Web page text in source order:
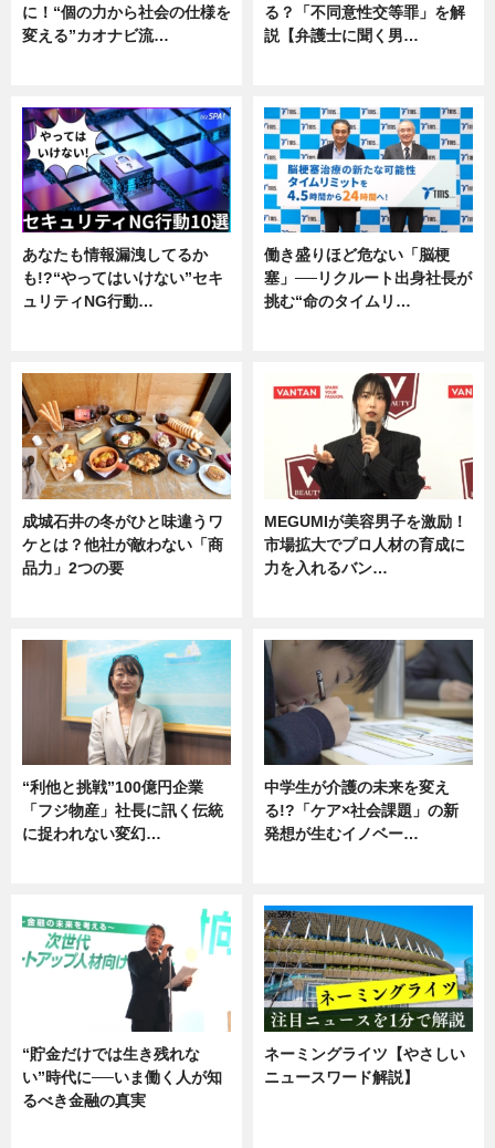
に！“個の力から社会の仕様を
変える”カオナビ流…
る？「不同意性交等罪」を解
説【弁護士に聞く男…
あなたも情報漏洩してるか
も!?“やってはいけない”セキ
ュリティNG行動…
働き盛りほど危ない「脳梗
塞」──リクルート出身社長が
挑む“命のタイムリ…
成城石井の冬がひと味違うワ
ケとは？他社が敵わない「商
品力」2つの要
MEGUMIが美容男子を激励！
市場拡大でプロ人材の育成に
力を入れるバン…
“利他と挑戦”100億円企業
「フジ物産」社長に訊く伝統
に捉われない変幻…
中学生が介護の未来を変え
る!?「ケア×社会課題」の新
発想が生むイノベー…
“貯金だけでは生き残れな
い”時代に──いま働く人が知
るべき金融の真実
ネーミングライツ【やさしい
ニュースワード解説】